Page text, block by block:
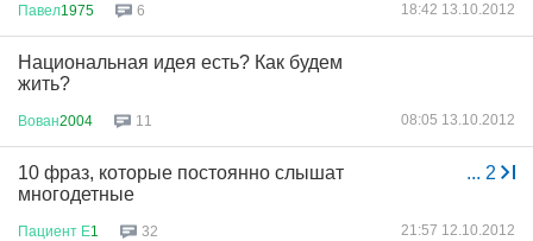
Павел1975 6 18:42 13.10.2012
Национальная идея есть? Как будем
жить?
Вован2004 11 08:05 13.10.2012
... 2
10 фраз, которые постоянно слышат
многодетные
Пациент Е1 32 21:57 12.10.2012